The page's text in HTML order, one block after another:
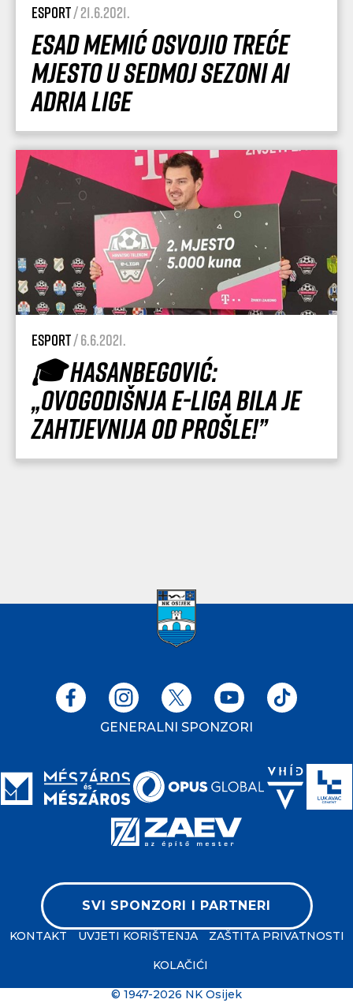
esport/ 21.6.2021.
Esad Memić osvojio treće
mjesto u sedmoj sezoni A1
Adria Lige
esport/ 6.6.2021.
🎓 Hasanbegović:
„Ovogodišnja e-Liga bila je
zahtjevnija od prošle!”
GENERALNI SPONZORI
SVI SPONZORI I PARTNERI
KONTAKT UVJETI KORIŠTENJA ZAŠTITA PRIVATNOSTI
KOLAČIĆI
© 1947-2026 NK Osijek